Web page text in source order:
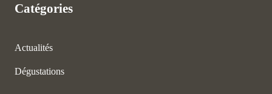
Catégories
Actualités
Dégustations